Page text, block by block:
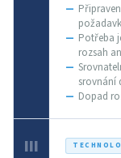
Potřeba
rozsah
srovnání
Dopad
III